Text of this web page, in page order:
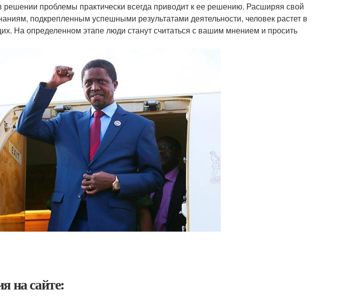
решении проблемы практически всегда приводит к ее решению. Расширяя свой
подкрепленным успешными результатами деятельности, человек растет в
На определенном этапе люди станут считаться с вашим мнением и просить
на сайте: